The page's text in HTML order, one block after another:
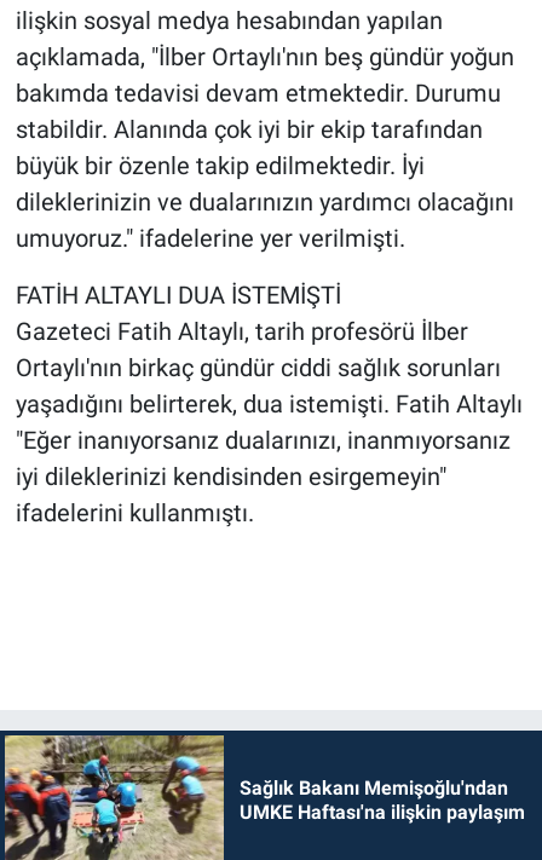
ilişkin sosyal medya hesabından yapılan
açıklamada, "İlber Ortaylı'nın beş gündür yoğun
bakımda tedavisi devam etmektedir. Durumu
stabildir. Alanında çok iyi bir ekip tarafından
büyük bir özenle takip edilmektedir. İyi
dileklerinizin ve dualarınızın yardımcı olacağını
umuyoruz." ifadelerine yer verilmişti.
FATİH ALTAYLI DUA İSTEMİŞTİ
Gazeteci Fatih Altaylı, tarih profesörü İlber
Ortaylı'nın birkaç gündür ciddi sağlık sorunları
yaşadığını belirterek, dua istemişti. Fatih Altaylı
"Eğer inanıyorsanız dualarınızı, inanmıyorsanız
iyi dileklerinizi kendisinden esirgemeyin"
ifadelerini kullanmıştı.
Sağlık Bakanı Memişoğlu'ndan
UMKE Haftası'na ilişkin paylaşım